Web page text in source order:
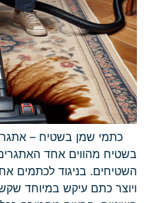
כתמי שמן בשטיח – אתגר
בשטיח מהווים אחד
השטיחים. בניגוד לכתמים
ויוצר כתם עיקש במיוחד